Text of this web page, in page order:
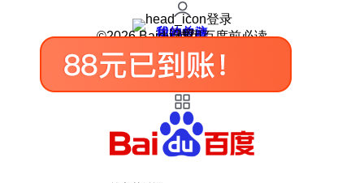
登录
我的关注
我的收藏
皮肤中心
用户反馈
设置
©2026 Baidu 使用百度前必读